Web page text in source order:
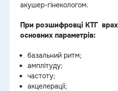
акушер-гінекологом.
При розшифровці КТГ
основних параметрів:
базальний ритм;
амплітуду;
частоту;
акцелерації;